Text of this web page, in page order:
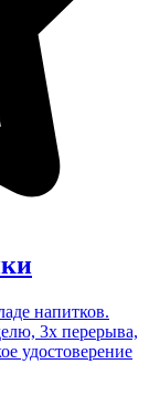
напитков.
3х перерыва,
удостоверение